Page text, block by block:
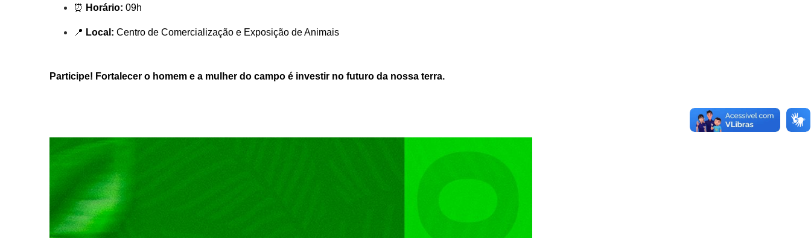
Telefone 2
Ao iniciar um contato, você concorda com a
⏰ Horário: 09h
📍 Local: Centro de Comercialização e Exposição de Animais
Participe! Fortalecer o homem e a mulher do campo é investir no futuro da nossa terra.